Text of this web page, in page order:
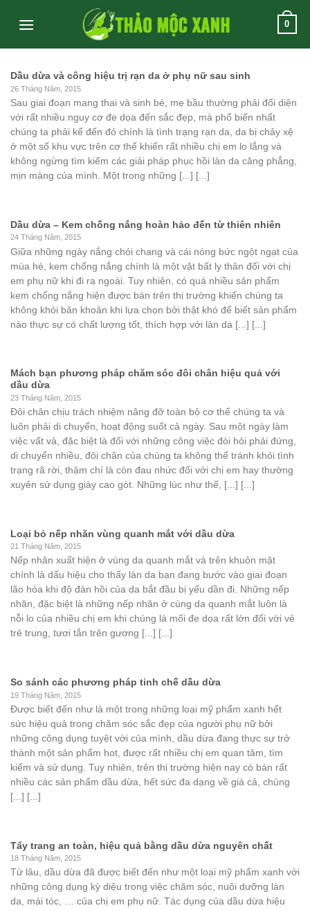
0
Dầu dừa và công hiệu trị rạn da ở phụ nữ sau sinh
26 Tháng Năm, 2015
Sau giai đoạn mang thai và sinh bé, mẹ bầu thường phải đối diện
với rất nhiều nguy cơ đe dọa đến sắc đẹp, mà phổ biến nhất
chúng ta phải kể đến đó chính là tình trạng rạn da, da bị chảy xệ
ở một số khu vực trên cơ thể khiến rất nhiều chị em lo lắng và
không ngừng tìm kiếm các giải pháp phục hồi làn da căng phẳng,
mịn màng của mình. Một trong những [...] [...]
Dầu dừa – Kem chống nắng hoàn hảo đến từ thiên nhiên
24 Tháng Năm, 2015
Giữa những ngày nắng chói chang và cái nóng bức ngột ngạt của
mùa hè, kem chống nắng chính là một vật bất ly thân đối với chị
em phụ nữ khi đi ra ngoài. Tuy nhiên, có quá nhiều sản phẩm
kem chống nắng hiện được bán trên thị trường khiến chúng ta
không khỏi băn khoăn khi lựa chọn bởi thật khó để biết sản phẩm
nào thực sự có chất lượng tốt, thích hợp với làn da [...] [...]
Mách bạn phương pháp chăm sóc đôi chân hiệu quả với
dầu dừa
23 Tháng Năm, 2015
Đôi chân chịu trách nhiệm nâng đỡ toàn bộ cơ thể chúng ta và
luôn phải di chuyển, hoạt động suốt cả ngày. Sau một ngày làm
việc vất vả, đặc biệt là đối với những công việc đòi hỏi phải đứng,
di chuyển nhiều, đôi chân của chúng ta không thể tránh khỏi tình
trạng rã rời, thậm chí là còn đau nhức đối với chị em hay thường
xuyên sử dụng giày cao gót. Những lúc như thế, [...] [...]
Loại bỏ nếp nhăn vùng quanh mắt với dầu dừa
21 Tháng Năm, 2015
Nếp nhăn xuất hiện ở vùng da quanh mắt và trên khuôn mặt
chính là dấu hiệu cho thấy làn da bạn đang bước vào giai đoạn
lão hóa khi độ đàn hồi của da bắt đầu bị yếu dần đi. Những nếp
nhăn, đặc biệt là những nếp nhăn ở cùng da quanh mắt luôn là
nỗi lo của nhiều chị em khi chúng là mối đe dọa rất lớn đối với vẻ
trẻ trung, tươi tắn trên gương [...] [...]
So sánh các phương pháp tinh chế dầu dừa
19 Tháng Năm, 2015
Được biết đến như là một trong những loại mỹ phẩm xanh hết
sức hiệu quả trong chăm sóc sắc đẹp của người phụ nữ bởi
những công dụng tuyệt vời của mình, dầu dừa đang thực sự trở
thành một sản phẩm hot, được rất nhiều chị em quan tâm, tìm
kiếm và sử dụng. Tuy nhiên, trên thị trường hiện nay có bán rất
nhiều các sản phẩm dầu dừa, hết sức đa dạng về giá cả, chủng
[...] [...]
Tẩy trang an toàn, hiệu quả bằng dầu dừa nguyên chất
18 Tháng Năm, 2015
Từ lâu, dầu dừa đã được biết đến như một loại mỹ phẩm xanh với
những công dụng kỳ diệu trong việc chăm sóc, nuôi dưỡng làn
da, mái tóc, … của chị em phụ nữ. Tác dụng của dầu dừa hiệu